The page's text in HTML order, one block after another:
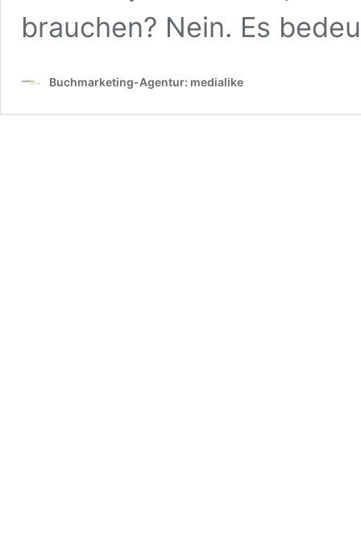
brauchen? Nein. Es
Buchmarketing-Agentur: medialike